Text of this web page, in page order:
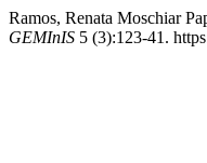
Ramos, Renata Moschiar
GEMInIS 5 (3):123-41.